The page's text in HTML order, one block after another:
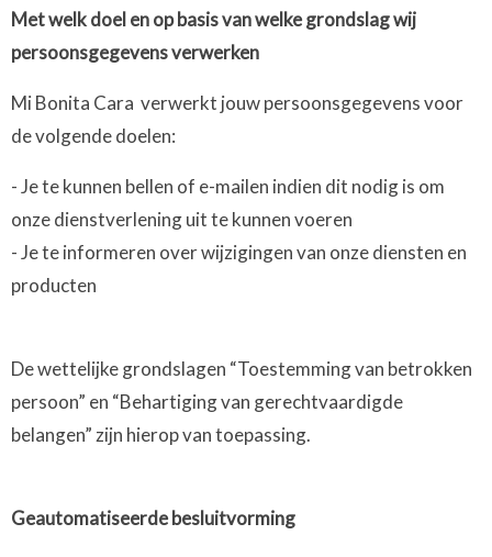
Met welk doel en op basis van welke grondslag wij
persoonsgegevens verwerken
Mi Bonita Cara verwerkt jouw persoonsgegevens voor
de volgende doelen:
- Je te kunnen bellen of e-mailen indien dit nodig is om
onze dienstverlening uit te kunnen voeren
- Je te informeren over wijzigingen van onze diensten en
producten
De wettelijke grondslagen “Toestemming van betrokken
persoon” en “Behartiging van gerechtvaardigde
belangen” zijn hierop van toepassing.
Geautomatiseerde besluitvorming